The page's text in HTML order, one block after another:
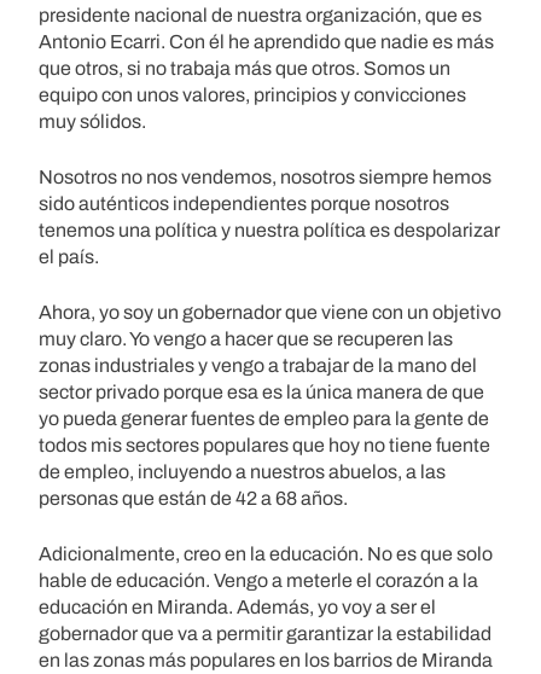
presidente nacional de nuestra organización, que es
Antonio Ecarri. Con él he aprendido que nadie es más
que otros, si no trabaja más que otros. Somos un
equipo con unos valores, principios y convicciones
muy sólidos.
Nosotros no nos vendemos, nosotros siempre hemos
sido auténticos independientes porque nosotros
tenemos una política y nuestra política es despolarizar
el país.
Ahora, yo soy un gobernador que viene con un objetivo
muy claro. Yo vengo a hacer que se recuperen las
zonas industriales y vengo a trabajar de la mano del
sector privado porque esa es la única manera de que
yo pueda generar fuentes de empleo para la gente de
todos mis sectores populares que hoy no tiene fuente
de empleo, incluyendo a nuestros abuelos, a las
personas que están de 42 a 68 años.
Adicionalmente, creo en la educación. No es que solo
hable de educación. Vengo a meterle el corazón a la
educación en Miranda. Además, yo voy a ser el
gobernador que va a permitir garantizar la estabilidad
en las zonas más populares en los barrios de Miranda